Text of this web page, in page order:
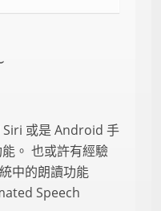
Siri 或是 Android 手
。 也或許有經驗
中的朗讀功能
Speech